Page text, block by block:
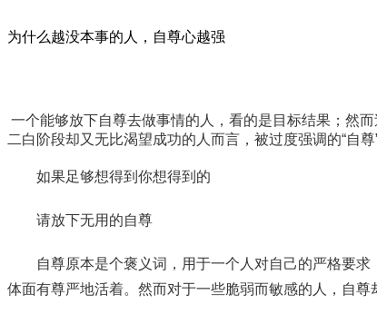
为什么越没本事的人，自尊心越强
一个能够放下自尊去做事情的人，看的是目标结果；然
二白阶段却又无比渴望成功的人而言，被过度强调的“自
如果足够想得到你想得到的
请放下无用的自尊
自尊原本是个褒义词，用于一个人对自己的严格要
体面有尊严地活着。然而对于一些脆弱而敏感的人，自